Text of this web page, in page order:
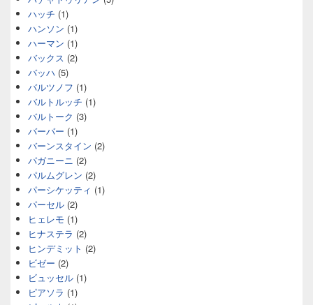
ハッチ (1)
ハンソン (1)
ハーマン (1)
バックス (2)
バッハ (5)
バルツノフ (1)
バルトルッチ (1)
バルトーク (3)
バーバー (1)
バーンスタイン (2)
パガニーニ (2)
パルムグレン (2)
パーシケッティ (1)
パーセル (2)
ヒェレモ (1)
ヒナステラ (2)
ヒンデミット (2)
ビゼー (2)
ビュッセル (1)
ピアソラ (1)